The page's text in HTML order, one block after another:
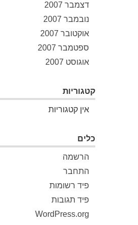
דצמבר 2007
נובמבר 2007
אוקטובר 2007
ספטמבר 2007
אוגוסט 2007
קטגוריות
אין קטגוריות
כלים
הרשמה
התחבר
פיד רשומות
פיד תגובות
WordPress.org